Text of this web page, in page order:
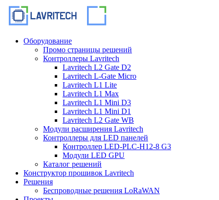
Оборудование
Промо страницы решений
Контроллеры Lavritech
Lavritech L2 Gate D2
Lavritech L-Gate Micro
Lavritech L1 Lite
Lavritech L1 Max
Lavritech L1 Mini D3
Lavritech L1 Mini D1
Lavritech L2 Gate WB
Модули расширения Lavritech
Контроллеры для LED панелей
Контроллер LED-PLC-H12-8 G3
Модули LED GPU
Каталог решений
Конструктор прошивок Lavritech
Решения
Беспроводные решения LoRaWAN